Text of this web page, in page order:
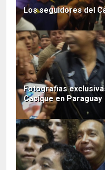
Los seguidores del
Fotografias
Cacique en Paraguay